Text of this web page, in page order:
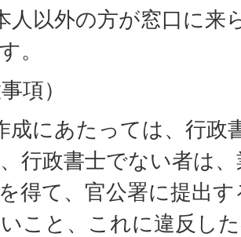
人以外の方が窓口に来
。
項）
成にあたっては、行政
行政書士でない者は
得て、官公署に提出
こと、これに違反し